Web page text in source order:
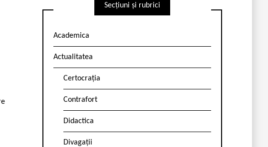
Secțiuni și rubrici
Academica
Actualitatea
Certocrația
Contrafort
Didactica
Divagații